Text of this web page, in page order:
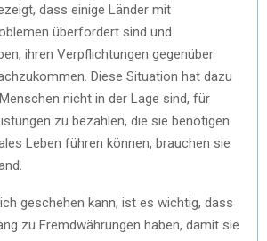
dass einige Länder mit
überfordert sind und
ihren Verpflichtungen gegenüber
Diese Situation hat dazu
nicht in der Lage sind, für
zu bezahlen, die sie benötigen.
Leben führen können, brauchen sie
geschehen kann, ist es wichtig, dass
zu Fremdwährungen haben, damit sie